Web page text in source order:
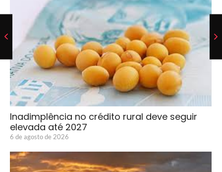
Inadimplência no crédito rural deve seguir
elevada até 2027
6 de agosto de 2026